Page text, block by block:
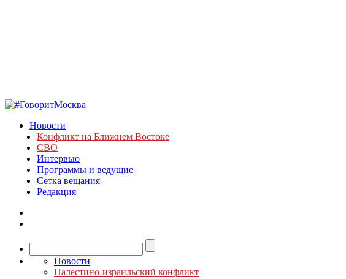
Новости
Конфликт на Ближнем Востоке
СВО
Интервью
Программы и ведущие
Сетка вещания
Редакция
Новости
Палестино-израильский конфликт